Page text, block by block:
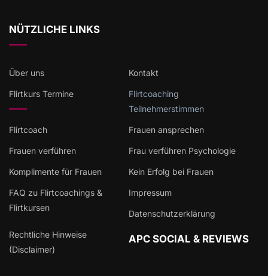
NÜTZLICHE LINKS
Über uns Kontakt
Flirtkurs Termine
Flirtcoaching
Teilnehmerstimmen
Flirtcoach Frauen ansprechen
Frauen verführen Frau verführen Psychologie
Komplimente für Frauen Kein Erfolg bei Frauen
FAQ zu Flirtcoachings &
Flirtkursen
Impressum
Datenschutzerklärung
Rechtliche Hinweise
(Disclaimer)
APC SOCIAL & REVIEWS